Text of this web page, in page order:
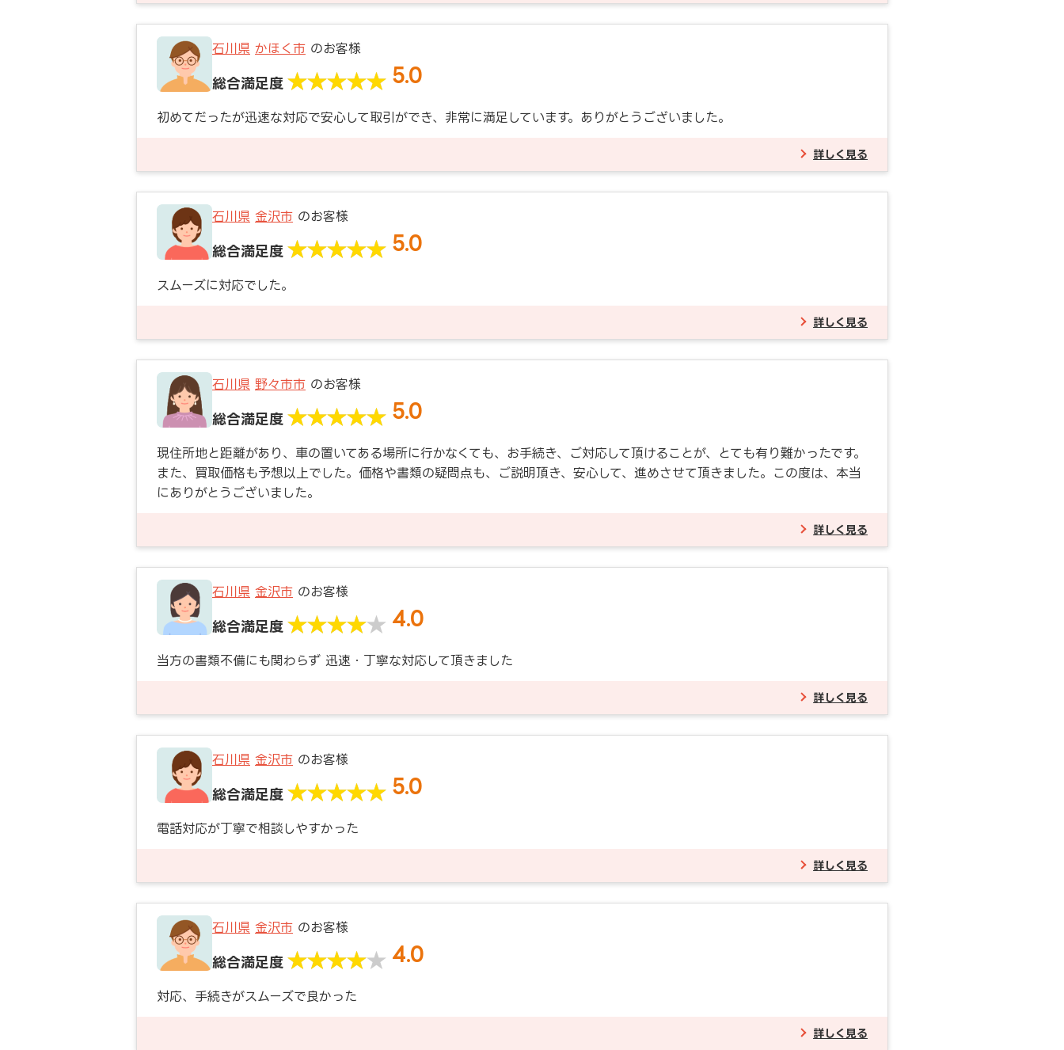
石川県 かほく市 のお客様
総合満足度 5.0
初めてだったが迅速な対応で安心して取引ができ、非常に満足しています。ありがとうございました。
詳しく見る
石川県 金沢市 のお客様
総合満足度 5.0
スムーズに対応でした。
詳しく見る
石川県 野々市市 のお客様
総合満足度 5.0
現住所地と距離があり、車の置いてある場所に行かなくても、お手続き、ご対応して頂けることが、とても有り難かったです。
また、買取価格も予想以上でした。価格や書類の疑問点も、ご説明頂き、安心して、進めさせて頂きました。この度は、本当
にありがとうございました。
詳しく見る
石川県 金沢市 のお客様
総合満足度 4.0
当方の書類不備にも関わらず 迅速・丁寧な対応して頂きました
詳しく見る
石川県 金沢市 のお客様
総合満足度 5.0
電話対応が丁寧で相談しやすかった
詳しく見る
石川県 金沢市 のお客様
総合満足度 4.0
対応、手続きがスムーズで良かった
詳しく見る